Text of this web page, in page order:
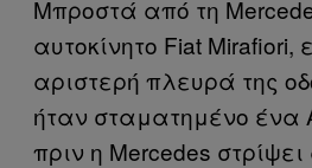
Μπροστά από τη
αυτοκίνητο Fiat Mirafiori,
αριστερή πλευρά της
ήταν σταματημένο ένα
πριν η Mercedes